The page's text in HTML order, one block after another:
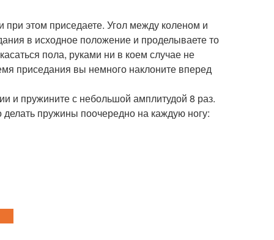
этом приседаете. Угол между коленом и
в исходное положение и проделываете то
пола, руками ни в коем случае не
приседания вы немного наклоните вперед
и пружините с небольшой амплитудой 8 раз.
пружины поочередно на каждую ногу: